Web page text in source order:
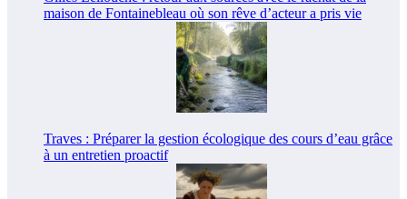
maison de Fontainebleau où son rêve d’acteur a pris vie
Traves : Préparer la gestion écologique des cours d’eau grâce
à un entretien proactif